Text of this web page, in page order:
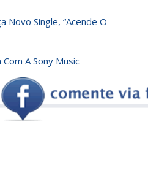
Novo Single, “Acende O
A Sony Music